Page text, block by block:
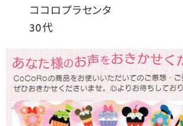
ココロプラセンタ
30代